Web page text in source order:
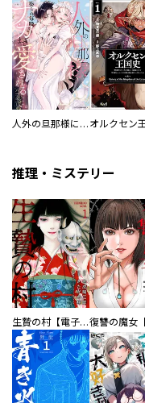
人外の旦那様に娶られ毎晩ナカまで愛される…。アンソロジー
推理・ミステリー
生贄の村【電子単行本版】